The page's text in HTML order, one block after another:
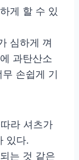
게 할 수 있
심하게 껴
과탄산소
손쉽게 기
라 셔츠가
있다.
는 것 같은